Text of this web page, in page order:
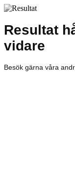
Resultat
vidare
Besök gärna våra